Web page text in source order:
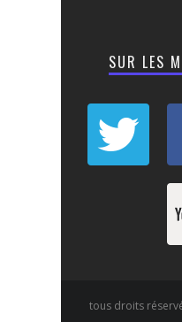
SUR LES
tous droits